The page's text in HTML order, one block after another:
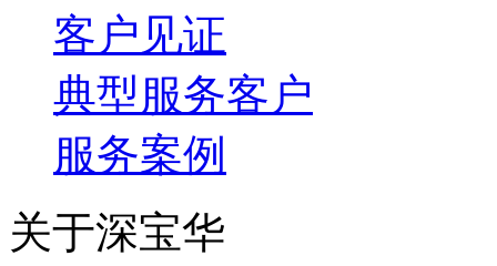
客户见证
典型服务客户
服务案例
关于深宝华